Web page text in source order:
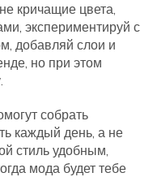
кричащие цвета,
экспериментируй с
добавляй слои и
но при этом
собрать
каждый день, а не
стиль удобным,
мода будет тебе